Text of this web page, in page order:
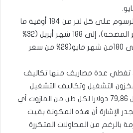
انتقلت قيمة الضرائب والرسوم على كل لتر من 184 أوقية ما
قبل الحرب (36% من سعر المضخة)، إلى 188 شهر أبريل (32%
من سعر المضخة)، ثم إلى 180من شهر مايو(29% من سعر
تغطي عدة مصاريف منها تكاليف
التشغيل وتكاليف التشغيل
وهامش ربح المورد فتصل 79,86 دولارا لكل طن من المازوت أي
للتر. تجدر الإشارة أن هذه المكونة بقيت
بالرغم من المحاولات المتكررة